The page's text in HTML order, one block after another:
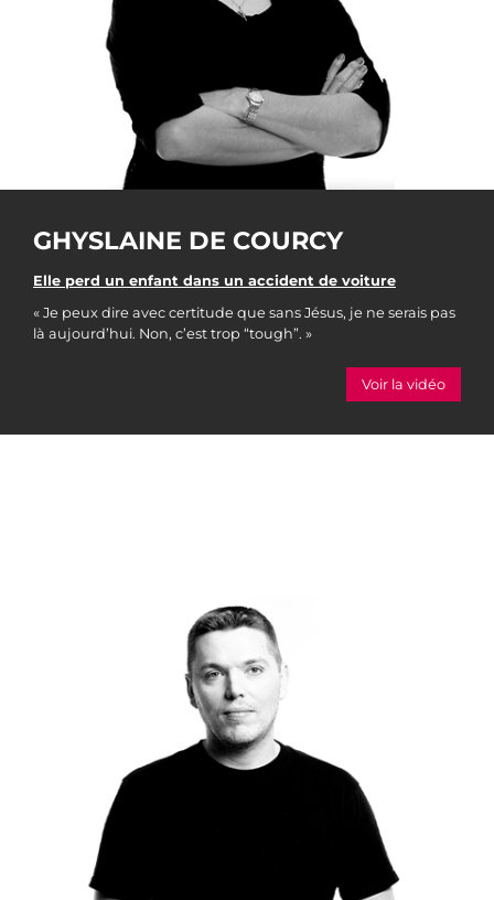
GHYSLAINE DE COURCY
Elle perd un enfant dans un accident de voiture
« Je peux dire avec certitude que sans Jésus, je ne serais pas
là aujourd’hui. Non, c’est trop “tough”. »
Voir la vidéo